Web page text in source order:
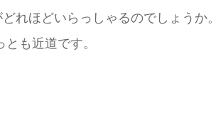
れほどいらっしゃるのでしょうか。
も近道です。